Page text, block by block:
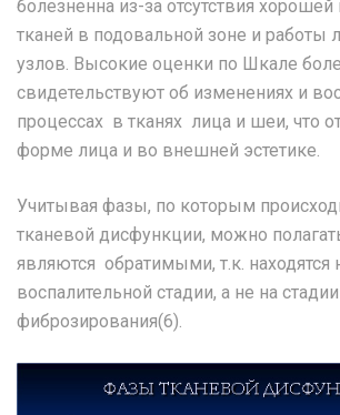
болезненна из-за отсутствия
тканей в подовальной зоне и работы
узлов. Высокие оценки по Шкале
свидетельствуют об изменениях и
процессах в тканях лица и шеи, что
форме лица и во внешней эстетике.
Учитывая фазы, по которым
тканевой дисфункции, можно
являются обратимыми, т.к. находятся
воспалительной стадии, а не на
фиброзирования(6).